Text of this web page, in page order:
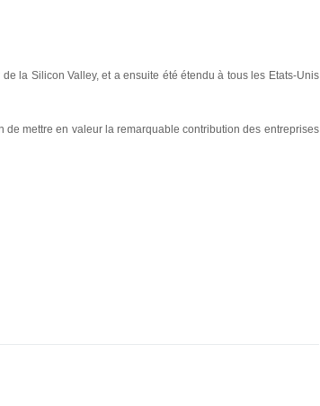
la Silicon Valley, et a ensuite été étendu à tous les Etats-Unis
mettre en valeur la remarquable contribution des entreprises